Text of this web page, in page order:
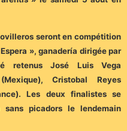
seront en compétition
», ganadería dirigée par
retenus José Luis Vega
Cristobal Reyes
Les deux finalistes se
sans picadors le lendemain